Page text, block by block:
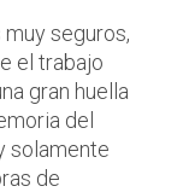
seguros,
el trabajo
gran huella
del
solamente
de